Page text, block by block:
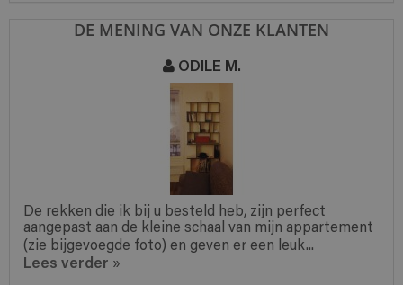
DE MENING VAN ONZE KLANTEN
ODILE M.
De rekken die ik bij u besteld heb, zijn perfect
aangepast aan de kleine schaal van mijn appartement
(zie bijgevoegde foto) en geven er een leuk...
Lees verder »